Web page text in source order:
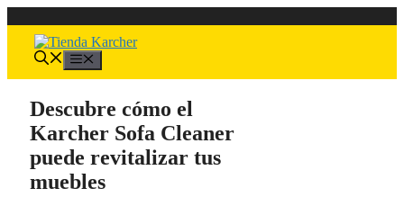
al
contenido
Descubre cómo el
Karcher Sofa Cleaner
puede revitalizar tus
muebles